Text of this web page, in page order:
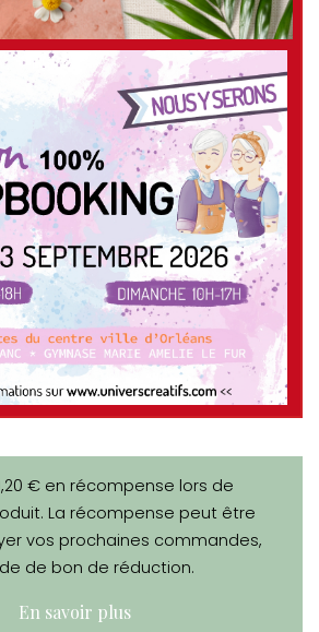
€ en récompense lors de
La récompense peut être
vos prochaines commandes,
de bon de réduction.
En savoir plus